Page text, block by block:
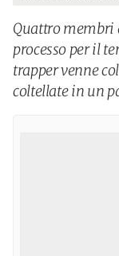
Quattro membri
processo per il
trapper venne
coltellate in un